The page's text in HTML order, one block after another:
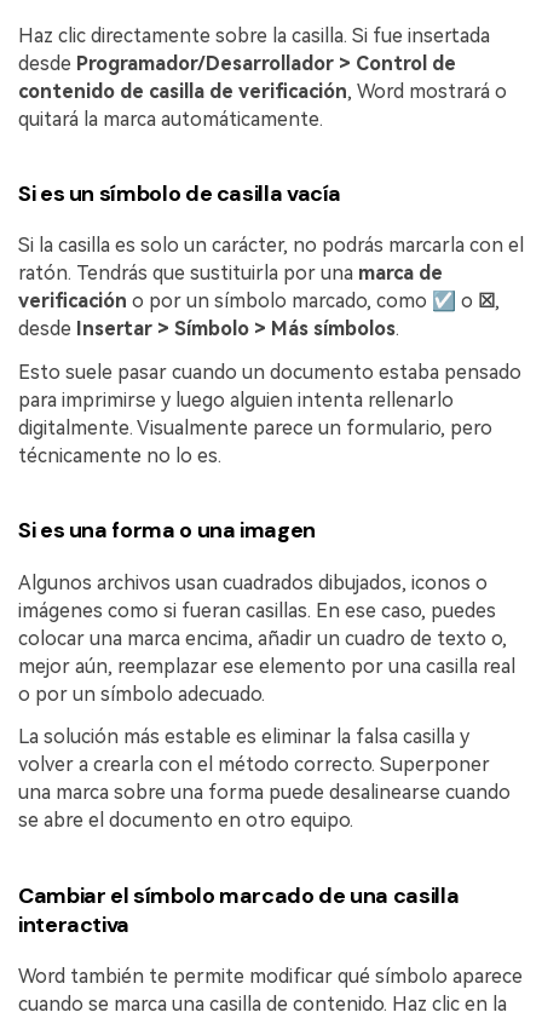
Haz clic directamente sobre la casilla. Si fue insertada
desde Programador/Desarrollador > Control de
contenido de casilla de verificación, Word mostrará o
quitará la marca automáticamente.
Si es un símbolo de casilla vacía
Si la casilla es solo un carácter, no podrás marcarla con el
ratón. Tendrás que sustituirla por una marca de
verificación o por un símbolo marcado, como ☑ o ☒,
desde Insertar > Símbolo > Más símbolos.
Esto suele pasar cuando un documento estaba pensado
para imprimirse y luego alguien intenta rellenarlo
digitalmente. Visualmente parece un formulario, pero
técnicamente no lo es.
Si es una forma o una imagen
Algunos archivos usan cuadrados dibujados, iconos o
imágenes como si fueran casillas. En ese caso, puedes
colocar una marca encima, añadir un cuadro de texto o,
mejor aún, reemplazar ese elemento por una casilla real
o por un símbolo adecuado.
La solución más estable es eliminar la falsa casilla y
volver a crearla con el método correcto. Superponer
una marca sobre una forma puede desalinearse cuando
se abre el documento en otro equipo.
Cambiar el símbolo marcado de una casilla
interactiva
Word también te permite modificar qué símbolo aparece
cuando se marca una casilla de contenido. Haz clic en la